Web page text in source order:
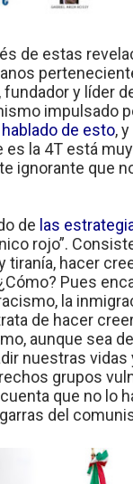
de estas
y líder
impulsado
de esto,
la 4T está
ignorante que
de las
rojo”.
hacer
Pues
la
de hacer
aunque sea
nuestras vidas
grupos
que no lo
del